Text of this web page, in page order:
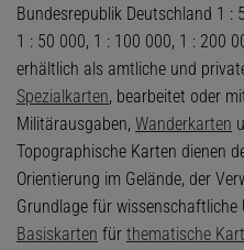
Bundesrepublik Deutschland 1 :
1 : 50 000, 1 : 100 000, 1 : 200
erhältlich als amtliche und
Spezialkarten, bearbeitet oder
Militärausgaben, Wanderkarten
Topographische Karten dienen
Orientierung im Gelände, der
Grundlage für
Basiskarten für thematische